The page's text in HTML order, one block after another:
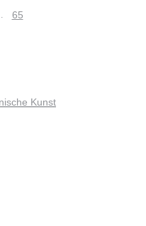
65
Kunst